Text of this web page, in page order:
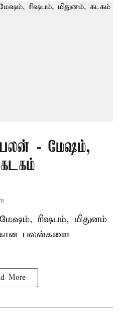
- மேஷம்,
மேஷம், ரிஷபம், மிதுனம்
பலன்களை
More